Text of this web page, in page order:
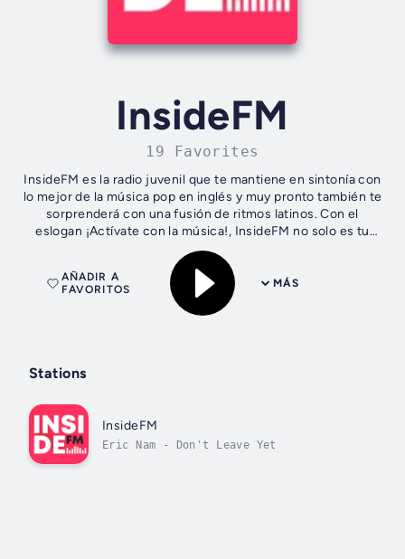
InsideFM
19 Favorites
InsideFM es la radio juvenil que te mantiene en sintonía con
lo mejor de la música pop en inglés y muy pronto también te
sorprenderá con una fusión de ritmos latinos. Con el
eslogan ¡Actívate con la música!, InsideFM no solo es tu
fuente de hits...
MÁS
AÑADIR A
FAVORITOS
Stations
InsideFM
Eric Nam - Don't Leave Yet